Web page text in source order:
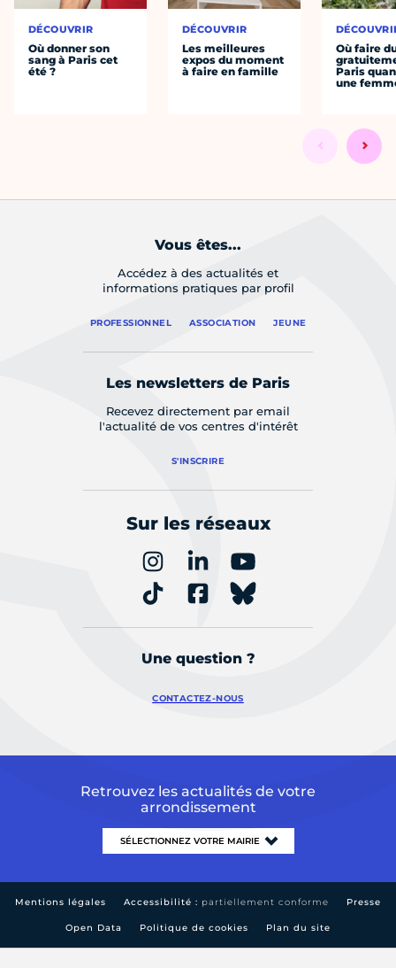
DÉCOUVRIR
Où donner son
sang à Paris cet
été ?
DÉCOUVRIR
Les meilleures
expos du moment
à faire en famille
Où faire
Paris
une
Vous êtes...
Accédez à des actualités et
informations pratiques par profil
PROFESSIONNEL ASSOCIATION JEUNE
Les newsletters de Paris
Recevez directement par email
l'actualité de vos centres d'intérêt
S'INSCRIRE
Sur les réseaux
Une question ?
CONTACTEZ-NOUS
Retrouvez les actualités de votre
arrondissement
Mentions légales Accessibilité : partiellement conforme Presse
Open Data Politique de cookies Plan du site